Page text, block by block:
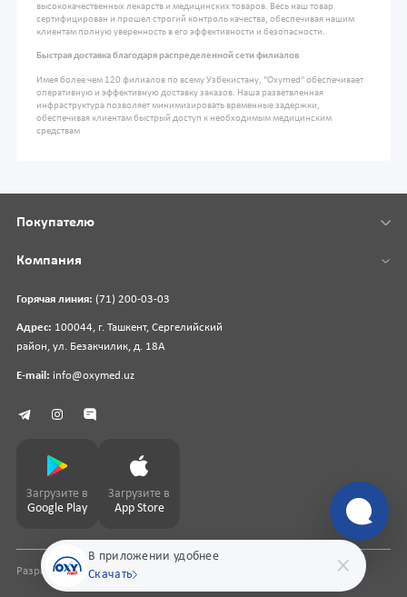
высококачественных лекарств и медицинских товаров. Весь наш товар
сертифицирован и прошел строгий контроль качества, обеспечивая нашим
клиентам полную уверенность в его эффективности и безопасности.
Быстрая доставка благодаря распределенной сети филиалов
Имея более чем 120 филиалов по всему Узбекистану, "Oxymed" обеспечивает
оперативную и эффективную доставку заказов. Наша разветвленная
инфраструктура позволяет минимизировать временные задержки,
обеспечивая клиентам быстрый доступ к необходимым медицинским
средствам
В приложении удобнее
Скачать
Горячая линия: (71) 200-03-03
Адрес: 100044, г. Ташкент, Сергелийский
район, ул. Безакчилик, д. 18А
E-mail: info@oxymed.uz
Покупателю
Компания
Загрузите в
Google Play
Загрузите в
App Store
Разработка сайтаpharmit.uz